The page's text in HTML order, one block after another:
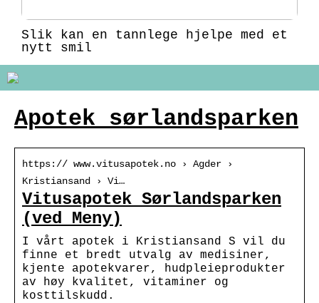
Slik kan en tannlege hjelpe med et
nytt smil
Apotek sørlandsparken
https:// www.vitusapotek.no › Agder ›
Kristiansand › Vi…
Vitusapotek Sørlandsparken
(ved Meny)
I vårt apotek i Kristiansand S vil du
finne et bredt utvalg av medisiner,
kjente apotekvarer, hudpleieprodukter
av høy kvalitet, vitaminer og
kosttilskudd.